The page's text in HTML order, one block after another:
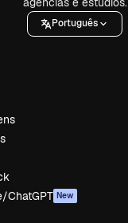
Português
ChatGPT New